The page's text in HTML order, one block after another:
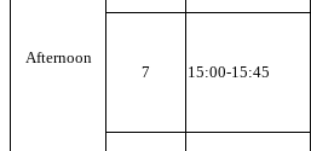
Afternoon
7
15:00-15:45